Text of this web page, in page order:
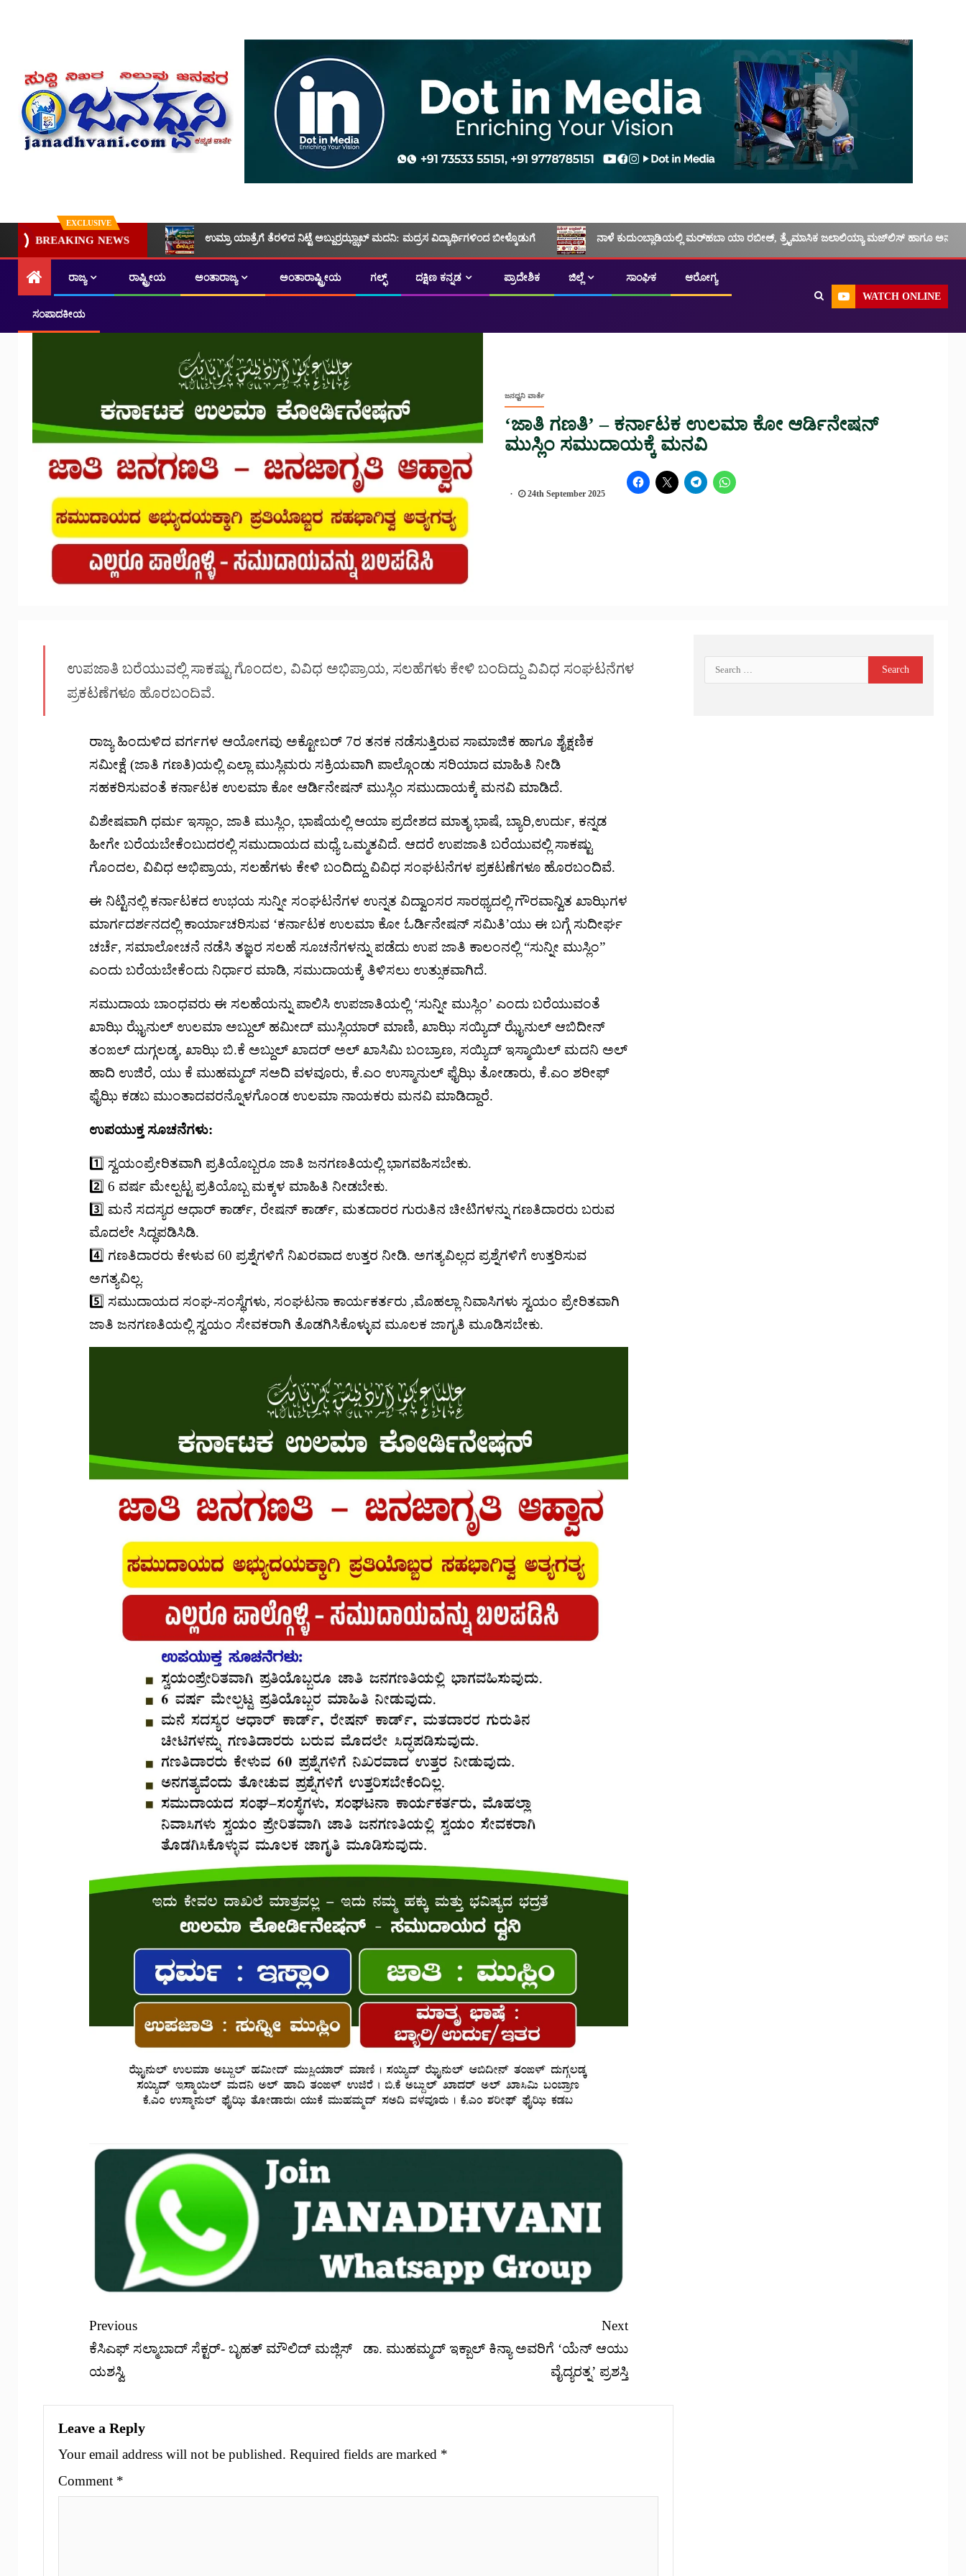
EXCLUSIVE
BREAKING NEWS ಉಮ್ರಾ ಯಾತ್ರೆಗೆ ತೆರಳಿದ ನಿಟ್ಟೆ ಅಬ್ದುರ್ರಝ್ಝಾಖ್ ಮದನಿ: ಮದ್ರಸ ವಿದ್ಯಾರ್ಥಿಗಳಿಂದ ಬೀಳ್ಕೊಡುಗೆ ನಾಳೆ ಕುದುಂಬ್ಲಾಡಿಯಲ್ಲಿ ಮರ್‌‌ಹಬಾ ಯಾ ರಬೀಅ್, ತ್ರೈಮಾಸಿಕ ಜಲಾಲಿಯ್ಯಾ ಮಜ್‌‌ಲಿಸ್‌‌ ಹಾಗೂ
ರಾಜ್ಯ ರಾಷ್ಟ್ರೀಯ ಅಂತಾರಾಜ್ಯ ಅಂತಾರಾಷ್ಟ್ರೀಯ ಗಲ್ಫ್ ದಕ್ಷಿಣ ಕನ್ನಡ ಪ್ರಾದೇಶಿಕ ಜಿಲ್ಲೆ ಸಾಂಘಿಕ ಆರೋಗ್ಯ
ಸಂಪಾದಕೀಯ
WATCH ONLINE
ಜನಧ್ವನಿ ವಾರ್ತೆ
‘ಜಾತಿ ಗಣತಿ’ – ಕರ್ನಾಟಕ ಉಲಮಾ ಕೋ ಆರ್ಡಿನೇಷನ್
ಮುಸ್ಲಿಂ ಸಮುದಾಯಕ್ಕೆ ಮನವಿ
24th September 2025
ಉಪಜಾತಿ ಬರೆಯುವಲ್ಲಿ ಸಾಕಷ್ಟು ಗೊಂದಲ, ವಿವಿಧ ಅಭಿಪ್ರಾಯ, ಸಲಹೆಗಳು ಕೇಳಿ ಬಂದಿದ್ದು ವಿವಿಧ ಸಂಘಟನೆಗಳ
ಪ್ರಕಟಣೆಗಳೂ ಹೊರಬಂದಿವೆ.
ರಾಜ್ಯ ಹಿಂದುಳಿದ ವರ್ಗಗಳ ಆಯೋಗವು ಅಕ್ಟೋಬರ್ 7ರ ತನಕ ನಡೆಸುತ್ತಿರುವ ಸಾಮಾಜಿಕ ಹಾಗೂ ಶೈಕ್ಷಣಿಕ
ಸಮೀಕ್ಷೆ (ಜಾತಿ ಗಣತಿ)ಯಲ್ಲಿ ಎಲ್ಲಾ ಮುಸ್ಲಿಮರು ಸಕ್ರಿಯವಾಗಿ ಪಾಲ್ಗೊಂಡು ಸರಿಯಾದ ಮಾಹಿತಿ ನೀಡಿ
ಸಹಕರಿಸುವಂತೆ ಕರ್ನಾಟಕ ಉಲಮಾ ಕೋ ಆರ್ಡಿನೇಷನ್ ಮುಸ್ಲಿಂ ಸಮುದಾಯಕ್ಕೆ ಮನವಿ ಮಾಡಿದೆ.
ವಿಶೇಷವಾಗಿ ಧರ್ಮ ಇಸ್ಲಾಂ, ಜಾತಿ ಮುಸ್ಲಿಂ, ಭಾಷೆಯಲ್ಲಿ ಆಯಾ ಪ್ರದೇಶದ ಮಾತೃ ಭಾಷೆ, ಬ್ಯಾರಿ,ಉರ್ದು, ಕನ್ನಡ
ಹೀಗೇ ಬರೆಯಬೇಕೆಂಬುದರಲ್ಲಿ ಸಮುದಾಯದ ಮಧ್ಯೆ ಒಮ್ಮತವಿದೆ. ಆದರೆ ಉಪಜಾತಿ ಬರೆಯುವಲ್ಲಿ ಸಾಕಷ್ಟು
ಗೊಂದಲ, ವಿವಿಧ ಅಭಿಪ್ರಾಯ, ಸಲಹೆಗಳು ಕೇಳಿ ಬಂದಿದ್ದು ವಿವಿಧ ಸಂಘಟನೆಗಳ ಪ್ರಕಟಣೆಗಳೂ ಹೊರಬಂದಿವೆ.
ಈ ನಿಟ್ಟಿನಲ್ಲಿ ಕರ್ನಾಟಕದ ಉಭಯ ಸುನ್ನೀ ಸಂಘಟನೆಗಳ ಉನ್ನತ ವಿದ್ವಾಂಸರ ಸಾರಥ್ಯದಲ್ಲಿ ಗೌರವಾನ್ವಿತ ಖಾಝಿಗಳ
ಮಾರ್ಗದರ್ಶನದಲ್ಲಿ ಕಾರ್ಯಾಚರಿಸುವ ‘ಕರ್ನಾಟಕ ಉಲಮಾ ಕೋ ಓರ್ಡಿನೇಷನ್ ಸಮಿತಿ’ಯು ಈ ಬಗ್ಗೆ ಸುದೀರ್ಘ
ಚರ್ಚೆ, ಸಮಾಲೋಚನೆ ನಡೆಸಿ ತಜ್ಞರ ಸಲಹೆ ಸೂಚನೆಗಳನ್ನು ಪಡೆದು ಉಪ ಜಾತಿ ಕಾಲಂನಲ್ಲಿ “ಸುನ್ನೀ ಮುಸ್ಲಿಂ”
ಎಂದು ಬರೆಯಬೇಕೆಂದು ನಿರ್ಧಾರ ಮಾಡಿ, ಸಮುದಾಯಕ್ಕೆ ತಿಳಿಸಲು ಉತ್ಸುಕವಾಗಿದೆ.
ಸಮುದಾಯ ಬಾಂಧವರು ಈ ಸಲಹೆಯನ್ನು ಪಾಲಿಸಿ ಉಪಜಾತಿಯಲ್ಲಿ ‘ಸುನ್ನೀ ಮುಸ್ಲಿಂ’ ಎಂದು ಬರೆಯುವಂತೆ
ಖಾಝಿ ಝೈನುಲ್ ಉಲಮಾ ಅಬ್ದುಲ್ ಹಮೀದ್ ಮುಸ್ಲಿಯಾರ್ ಮಾಣಿ, ಖಾಝಿ ಸಯ್ಯಿದ್ ಝೈನುಲ್ ಆಬಿದೀನ್
ತಂಙಲ್ ದುಗ್ಗಲಡ್ಕ, ಖಾಝಿ ಬಿ.ಕೆ ಅಬ್ದುಲ್ ಖಾದರ್ ಅಲ್ ಖಾಸಿಮಿ ಬಂಬ್ರಾಣ, ಸಯ್ಯಿದ್ ಇಸ್ಮಾಯಿಲ್ ಮದನಿ ಅಲ್
ಹಾದಿ ಉಜಿರೆ, ಯು ಕೆ ಮುಹಮ್ಮದ್ ಸಅದಿ ವಳವೂರು, ಕೆ.ಎಂ ಉಸ್ಮಾನುಲ್ ಫೈಝಿ ತೋಡಾರು, ಕೆ.ಎಂ ಶರೀಫ್
ಫೈಝಿ ಕಡಬ ಮುಂತಾದವರನ್ನೊಳಗೊಂಡ ಉಲಮಾ ನಾಯಕರು ಮನವಿ ಮಾಡಿದ್ದಾರೆ.
ಉಪಯುಕ್ತ ಸೂಚನೆಗಳು:
1️⃣ ಸ್ವಯಂಪ್ರೇರಿತವಾಗಿ ಪ್ರತಿಯೊಬ್ಬರೂ ಜಾತಿ ಜನಗಣತಿಯಲ್ಲಿ ಭಾಗವಹಿಸಬೇಕು.
2️⃣ 6 ವರ್ಷ ಮೇಲ್ಪಟ್ಟ ಪ್ರತಿಯೊಬ್ಬ ಮಕ್ಕಳ ಮಾಹಿತಿ ನೀಡಬೇಕು.
3️⃣ ಮನೆ ಸದಸ್ಯರ ಆಧಾರ್ ಕಾರ್ಡ್, ರೇಷನ್ ಕಾರ್ಡ್, ಮತದಾರರ ಗುರುತಿನ ಚೀಟಿಗಳನ್ನು ಗಣತಿದಾರರು ಬರುವ
ಮೊದಲೇ ಸಿದ್ಧಪಡಿಸಿಡಿ.
4️⃣ ಗಣತಿದಾರರು ಕೇಳುವ 60 ಪ್ರಶ್ನೆಗಳಿಗೆ ನಿಖರವಾದ ಉತ್ತರ ನೀಡಿ. ಅಗತ್ಯವಿಲ್ಲದ ಪ್ರಶ್ನೆಗಳಿಗೆ ಉತ್ತರಿಸುವ
ಅಗತ್ಯವಿಲ್ಲ.
5️⃣ ಸಮುದಾಯದ ಸಂಘ-ಸಂಸ್ಥೆಗಳು, ಸಂಘಟನಾ ಕಾರ್ಯಕರ್ತರು ,ಮೊಹಲ್ಲಾ ನಿವಾಸಿಗಳು ಸ್ವಯಂ ಪ್ರೇರಿತವಾಗಿ
ಜಾತಿ ಜನಗಣತಿಯಲ್ಲಿ ಸ್ವಯಂ ಸೇವಕರಾಗಿ ತೊಡಗಿಸಿಕೊಳ್ಳುವ ಮೂಲಕ ಜಾಗೃತಿ ಮೂಡಿಸಬೇಕು.
Previous
ಕೆಸಿಎಫ್ ಸಲ್ಮಾಬಾದ್ ಸೆಕ್ಟರ್- ಬೃಹತ್ ಮೌಲಿದ್ ಮಜ್ಲಿಸ್
ಯಶಸ್ವಿ
Next
ಡಾ. ಮುಹಮ್ಮದ್ ಇಕ್ಬಾಲ್ ಕಿನ್ಯಾ ಅವರಿಗೆ ‘ಯೆನ್ ಆಯು
ವೈದ್ಯರತ್ನ’ ಪ್ರಶಸ್ತಿ
Leave a Reply
Your email address will not be published. Required fields are marked *
Comment *